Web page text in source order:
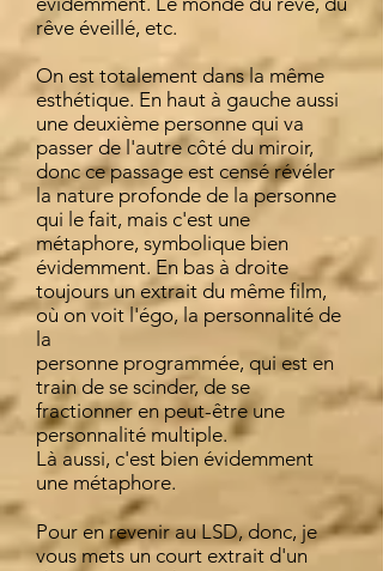
rêve éveillé, etc.
On est totalement dans la même
esthétique. En haut à gauche aussi
une deuxième personne qui va
passer de l'autre côté du miroir,
donc ce passage est censé révéler
la nature profonde de la personne
qui le fait, mais c'est une
métaphore, symbolique bien
évidemment. En bas à droite
toujours un extrait du même film,
où on voit l'égo, la personnalité de
la
personne programmée, qui est en
train de se scinder, de se
fractionner en peut-être une
personnalité multiple.
Là aussi, c'est bien évidemment
une métaphore.
Pour en revenir au LSD, donc, je
vous mets un court extrait d'un